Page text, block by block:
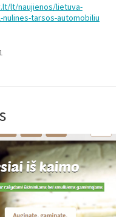
lt/naujienos/lietuva-
tarsos-automobiliu